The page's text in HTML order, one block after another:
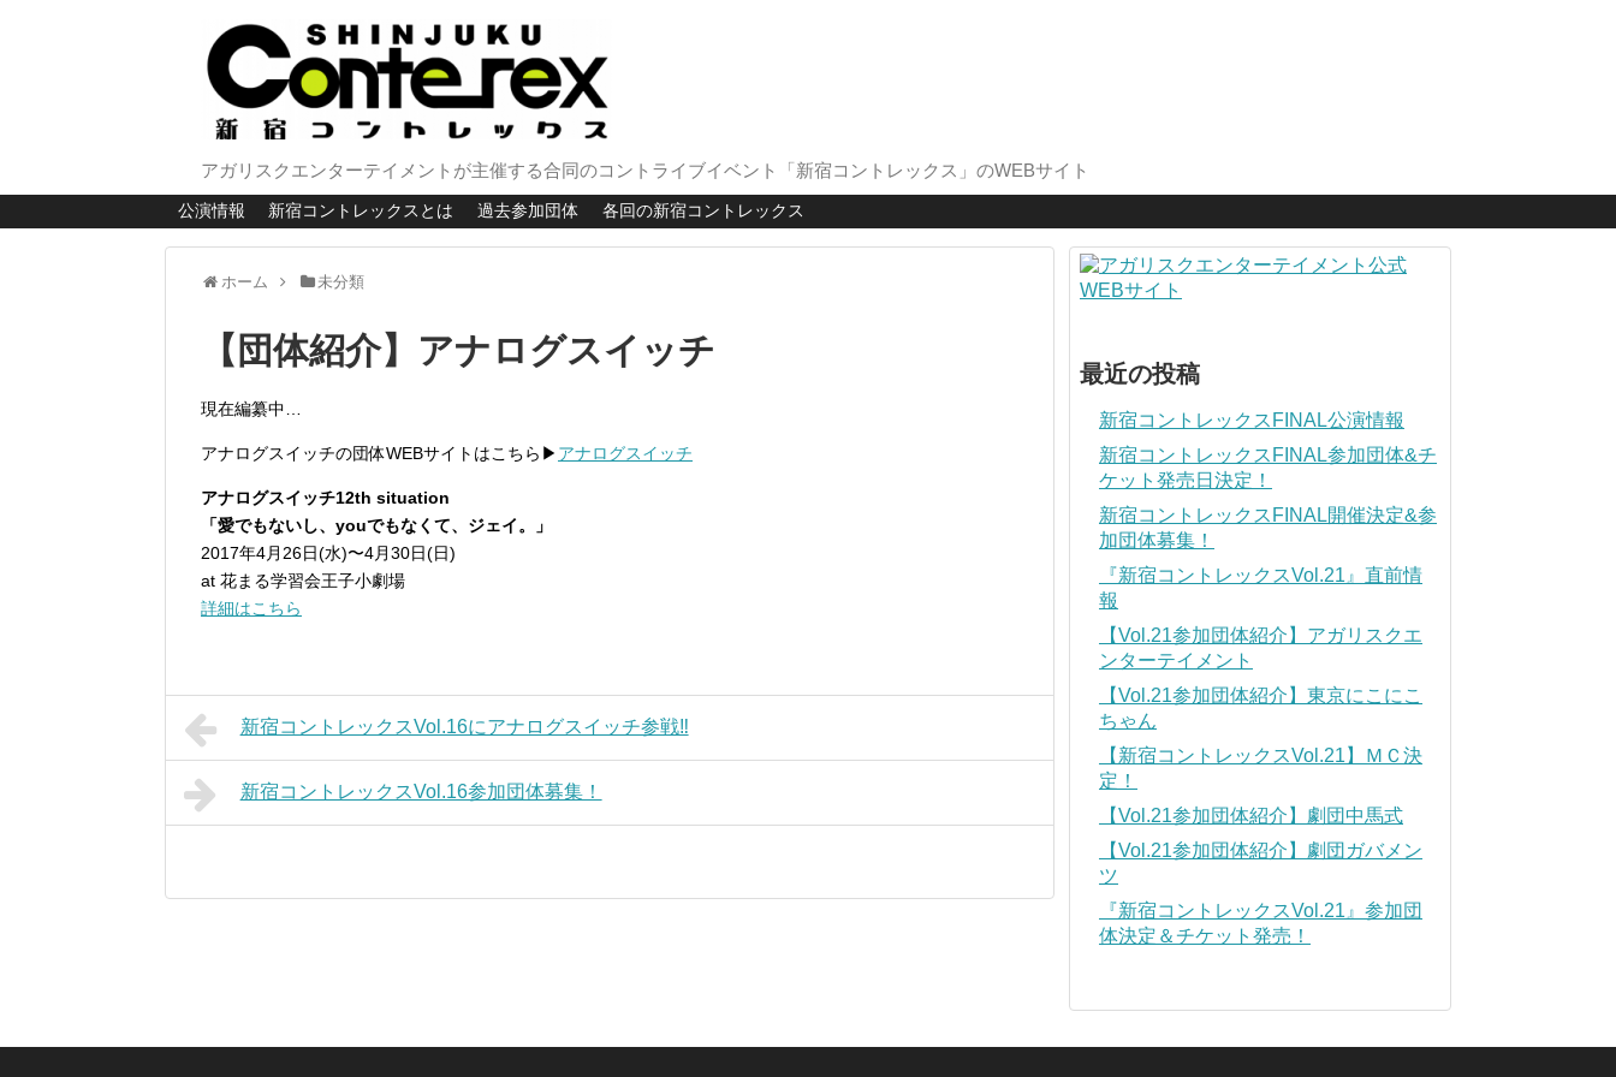
アガリスクエンターテイメントが主催する合同のコントライブイベント「新宿コントレックス」のWEBサイト
公演情報 新宿コントレックスとは 過去参加団体 各回の新宿コントレックス
ホーム 未分類
【団体紹介】アナログスイッチ
現在編纂中…
アナログスイッチの団体WEBサイトはこちら▶︎ アナログスイッチ
アナログスイッチ12th situation
「愛でもないし、youでもなくて、ジェイ。」
2017年4月26日(水)〜4月30日(日)
at 花まる学習会王子小劇場
詳細はこちら
新宿コントレックスVol.16にアナログスイッチ参戦‼︎
新宿コントレックスVol.16参加団体募集！
最近の投稿
新宿コントレックスFINAL公演情報
新宿コントレックスFINAL参加団体&チ
ケット発売日決定！
新宿コントレックスFINAL開催決定&参
加団体募集！
『新宿コントレックスVol.21』直前情
報
【Vol.21参加団体紹介】アガリスクエ
ンターテイメント
【Vol.21参加団体紹介】東京にこにこ
ちゃん
【新宿コントレックスVol.21】ＭＣ決
定！
【Vol.21参加団体紹介】劇団中馬式
【Vol.21参加団体紹介】劇団ガバメン
ツ
『新宿コントレックスVol.21』参加団
体決定＆チケット発売！